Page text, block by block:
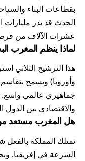
بقطاعات البناء
الحدث قد يدر مليارات
عشرات الآلاف من فرص
لماذا ينظم المغرب
هذا الترشيح الثلاثي
وأوروبا) ويسمح
جماهيري عالمي واسع.
والاقتصادي بين الدول
هل المغرب مستعد من
تمتلك المملكة